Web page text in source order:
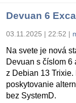
Devuan 6
03.11.2025 | 22:52 |
Na svete je nová
Devuan s číslom 6
z Debian 13
poskytovanie
bez SystemD.